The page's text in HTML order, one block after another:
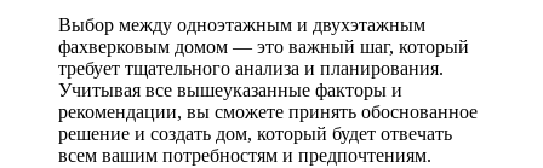
Выбор между одноэтажным и двухэтажным
фахверковым домом — это важный шаг, который
требует тщательного анализа и планирования.
Учитывая все вышеуказанные факторы и
рекомендации, вы сможете принять обоснованное
решение и создать дом, который будет отвечать
всем вашим потребностям и предпочтениям.